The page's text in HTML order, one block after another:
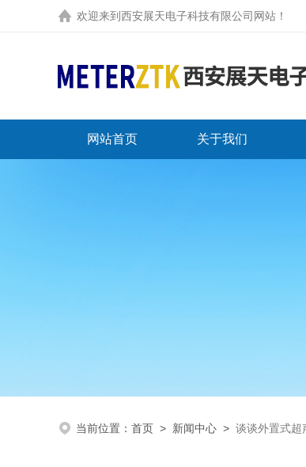
欢迎来到 西安展天电子科技有限公司网站 ！
网站首页 关于我们
当前位置： 首页 > 新闻中心 > 谈谈外置式超